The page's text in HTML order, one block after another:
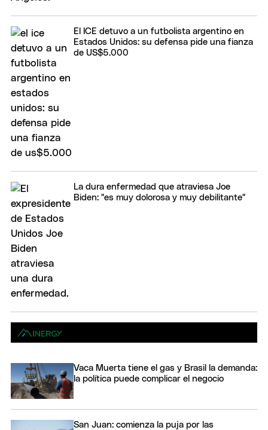
El ICE detuvo a un futbolista argentino en
Estados Unidos: su defensa pide una fianza
de US$5.000
La dura enfermedad que atraviesa Joe
Biden: "es muy dolorosa y muy debilitante"
Vaca Muerta tiene el gas y Brasil la demanda:
la política puede complicar el negocio
San Juan: comienza la puja por las